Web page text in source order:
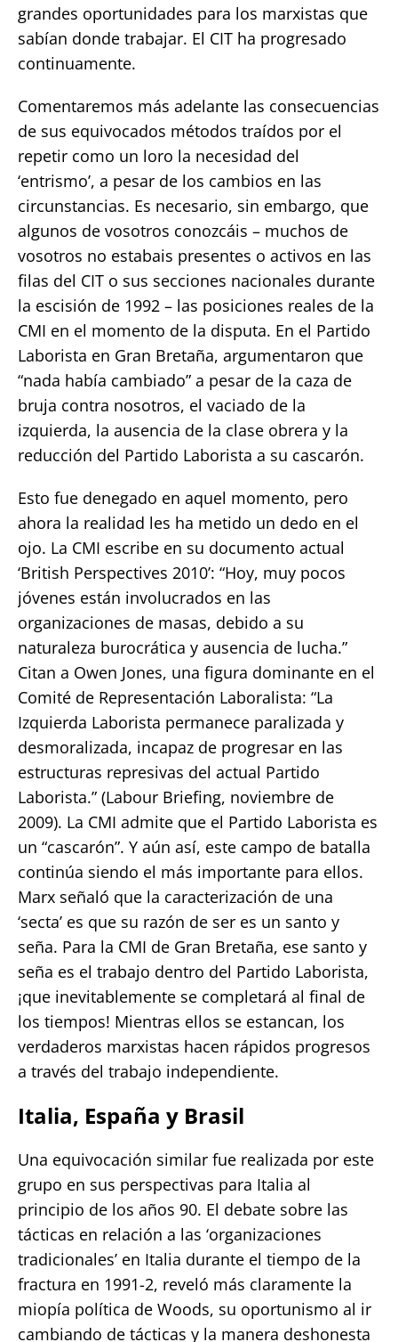
grandes oportunidades para los marxistas que
sabían donde trabajar. El CIT ha progresado
continuamente.
Comentaremos más adelante las consecuencias
de sus equivocados métodos traídos por el
repetir como un loro la necesidad del
‘entrismo’, a pesar de los cambios en las
circunstancias. Es necesario, sin embargo, que
algunos de vosotros conozcáis – muchos de
vosotros no estabais presentes o activos en las
filas del CIT o sus secciones nacionales durante
la escisión de 1992 – las posiciones reales de la
CMI en el momento de la disputa. En el Partido
Laborista en Gran Bretaña, argumentaron que
“nada había cambiado” a pesar de la caza de
bruja contra nosotros, el vaciado de la
izquierda, la ausencia de la clase obrera y la
reducción del Partido Laborista a su cascarón.
Esto fue denegado en aquel momento, pero
ahora la realidad les ha metido un dedo en el
ojo. La CMI escribe en su documento actual
‘British Perspectives 2010’: “Hoy, muy pocos
jóvenes están involucrados en las
organizaciones de masas, debido a su
naturaleza burocrática y ausencia de lucha.”
Citan a Owen Jones, una figura dominante en el
Comité de Representación Laboralista: “La
Izquierda Laborista permanece paralizada y
desmoralizada, incapaz de progresar en las
estructuras represivas del actual Partido
Laborista.” (Labour Briefing, noviembre de
2009). La CMI admite que el Partido Laborista es
un “cascarón”. Y aún así, este campo de batalla
continúa siendo el más importante para ellos.
Marx señaló que la caracterización de una
‘secta’ es que su razón de ser es un santo y
seña. Para la CMI de Gran Bretaña, ese santo y
seña es el trabajo dentro del Partido Laborista,
¡que inevitablemente se completará al final de
los tiempos! Mientras ellos se estancan, los
verdaderos marxistas hacen rápidos progresos
a través del trabajo independiente.
Italia, España y Brasil
Una equivocación similar fue realizada por este
grupo en sus perspectivas para Italia al
principio de los años 90. El debate sobre las
tácticas en relación a las ‘organizaciones
tradicionales’ en Italia durante el tiempo de la
fractura en 1991-2, reveló más claramente la
miopía política de Woods, su oportunismo al ir
cambiando de tácticas y la manera deshonesta